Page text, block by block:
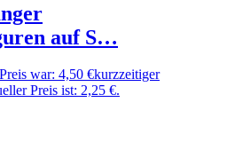
auf S…
war: 4,50 €kurzzeitiger
Preis ist: 2,25 €.